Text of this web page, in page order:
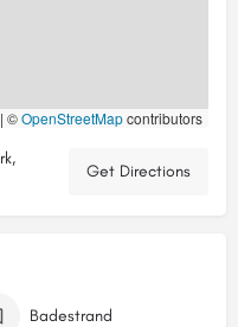
| ©OpenStreetMapcontributors
Get Directions
Badestrand